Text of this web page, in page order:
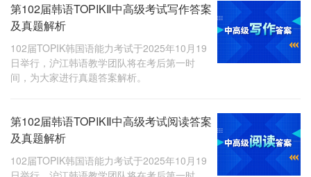
第102届韩语TOPIKⅡ中高级考试写作答案
及真题解析
102届TOPIK韩国语能力考试于2025年10月19
日举行，沪江韩语教学团队将在考后第一时
间，为大家进行真题答案解析。
第102届韩语TOPIKⅡ中高级考试阅读答案
及真题解析
102届TOPIK韩国语能力考试于2025年10月19